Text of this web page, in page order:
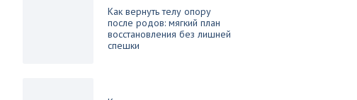
Как вернуть телу опору
после родов: мягкий план
восстановления без лишней
спешки